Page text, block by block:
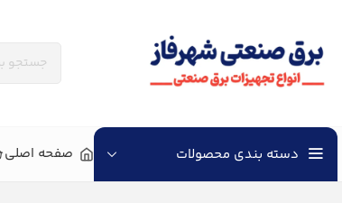
دسته بندی محصولات صفحه اصلی